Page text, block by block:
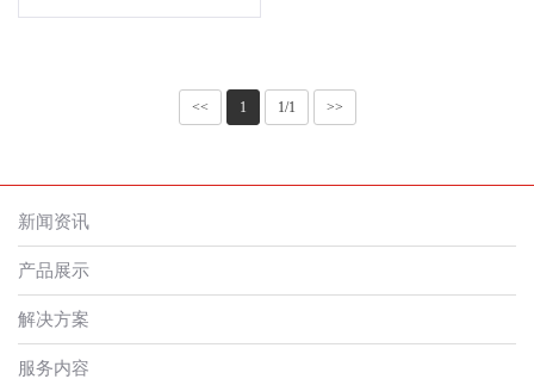
<< 1 1/1 >>
新闻资讯
产品展示
解决方案
服务内容